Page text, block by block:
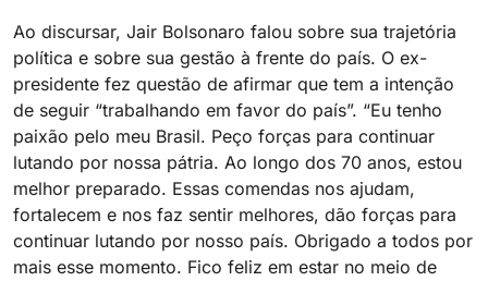
Ao discursar, Jair Bolsonaro falou sobre sua trajetória
política e sobre sua gestão à frente do país. O ex-
presidente fez questão de afirmar que tem a intenção
de seguir “trabalhando em favor do país”. “Eu tenho
paixão pelo meu Brasil. Peço forças para continuar
lutando por nossa pátria. Ao longo dos 70 anos, estou
melhor preparado. Essas comendas nos ajudam,
fortalecem e nos faz sentir melhores, dão forças para
continuar lutando por nosso país. Obrigado a todos por
mais esse momento. Fico feliz em estar no meio de